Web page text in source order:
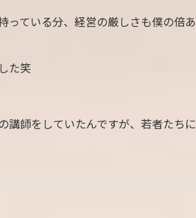
っている分、経営の厳しさも僕の倍あ
た笑
講師をしていたんですが、若者たちに